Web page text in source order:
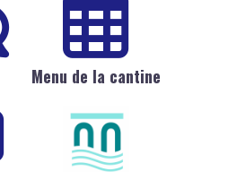
Menu de la cantine